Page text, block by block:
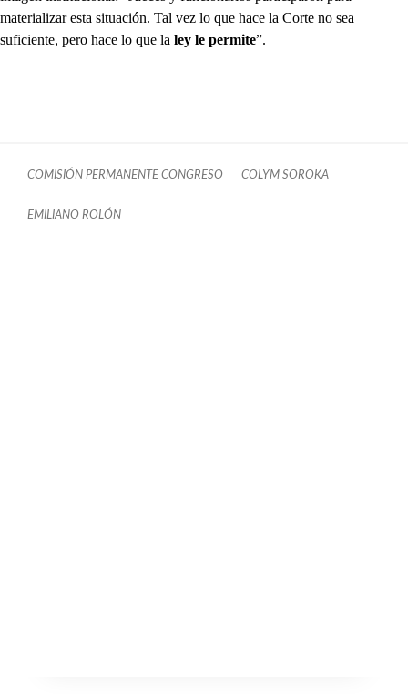
materializar esta situación. Tal vez lo que hace la Corte no sea
suficiente, pero hace lo que la ley le permite”.
COMISIÓN PERMANENTE CONGRESO COLYM SOROKA
EMILIANO ROLÓN